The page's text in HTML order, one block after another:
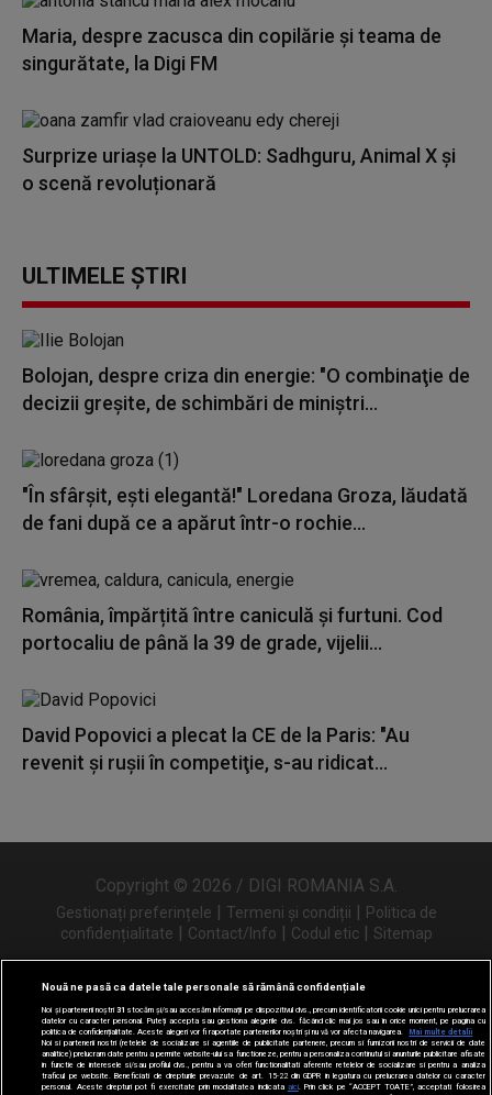
Maria, despre zacusca din copilărie și teama de
singurătate, la Digi FM
Surprize uriașe la UNTOLD: Sadhguru, Animal X și
o scenă revoluționară
ULTIMELE ȘTIRI
Bolojan, despre criza din energie: "O combinaţie de
decizii greşite, de schimbări de miniştri...
"În sfârșit, ești elegantă!" Loredana Groza, lăudată
de fani după ce a apărut într-o rochie...
România, împărțită între caniculă și furtuni. Cod
portocaliu de până la 39 de grade, vijelii...
David Popovici a plecat la CE de la Paris: "Au
revenit şi ruşii în competiţie, s-au ridicat...
Copyright © 2026 / DIGI ROMANIA S.A.
Gestionați preferințele | Termeni și condiții | Politica de
confidențialitate | Contact/Info | Codul etic | Sitemap
Urmărește-ne și pe
Nouă ne pasă ca datele tale personale să rămână confidențiale
Noi și partenerii noștri31 stocăm și/sau accesăm informații pe dispozitivul dvs., precum identificatorii cookie unici pentru prelucrarea
datelor cu caracter personal. Puteți accepta sau gestiona alegerile dvs. făcând clic mai jos sau în orice moment, pe pagina cu
politica de confidențialitate. Aceste alegeri vor fi raportate partenerilor noștri și nu vă vor afecta navigarea.
Mai multe detalii
Noi si partenerii nostri (retelele de socializare si agentiile de publicitate partenere, precum si furnizorii nostri de servicii de date
analitice) prelucram date pentru a permite website-ului sa functioneze, pentru a personaliza continutul si anunturile publicitare afisate
in functie de interesele si/sau profilul dvs., pentru a va oferi functionalitati aferente retelelor de socializare si pentru a analiza
traficul pe website. Beneficiati de drepturile prevazute de art. 15-22 din GDPR in legatura cu prelucrarea datelor cu caracter
personal. Aceste drepturi pot fi exercitate prin modalitatea indicata aici. Prin click pe “ACCEPT TOATE”, acceptati folosirea